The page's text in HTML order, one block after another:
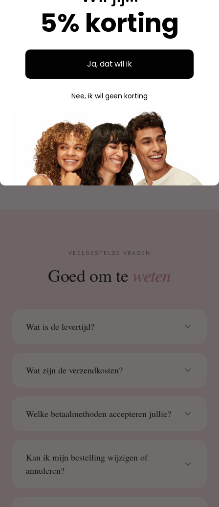
Aidan
Geverifieerde aankoop
"
verpakking. Volgende keer weer.
S Savannah
Geverifieerde aankoop
VEELGESTELDE VRAGEN
Goed om te weten
Wat is de levertijd?
Wat zijn de verzendkosten?
Welke betaalmethoden accepteren jullie?
Kan ik mijn bestelling wijzigen of
annuleren?
5% korting
Ja, dat wil ik
Nee, ik wil geen korting